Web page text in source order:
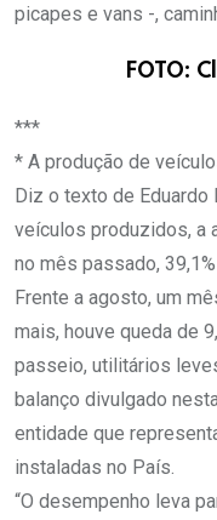
picapes e vans -,
FOTO:
***
* A produção de
Diz o texto de Eduardo
veículos produzidos, a
no mês passado,
Frente a agosto, um
mais, houve queda de
passeio, utilitários
balanço divulgado
entidade que
instaladas no País.
“O desempenho leva